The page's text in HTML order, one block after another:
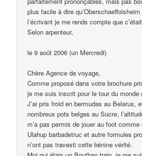
plus facile à dire
l’écrivant je me rends compte que
Selon arpenteur,
le 9 août 2006 (un Mercredi)
Chère Agence de voyage,
Comme proposé dans votre brochure
je me suis inscrit pour le tour du monde
J’ai pris froid en bermudas au Belarus,
nombreux pots belges au Sucre,
m’a pas permis de jouer au foot comme
Ulahup barbadetruc et autre formules
n’ont pas travesti cette bénine vérité.